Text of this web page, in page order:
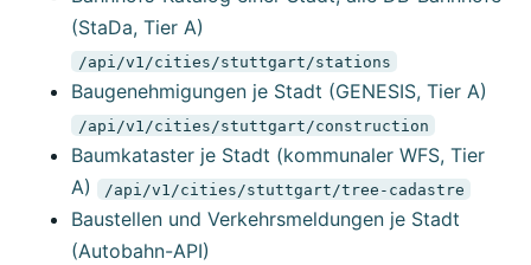
(StaDa, Tier A)
/api/v1/cities/stuttgart/stations
Baugenehmigungen je Stadt (GENESIS, Tier A)
/api/v1/cities/stuttgart/construction
Baumkataster je Stadt (kommunaler WFS, Tier
A)
/api/v1/cities/stuttgart/tree-cadastre
Baustellen und Verkehrsmeldungen je Stadt
(Autobahn-API)